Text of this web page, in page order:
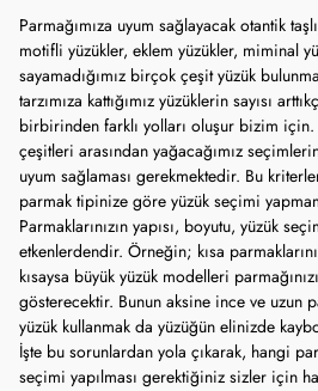
Parmağımıza uyum sağlayacak otantik
motifli yüzükler, eklem yüzükler, miminal
sayamadığımız birçok çeşit yüzük
tarzımıza kattığımız yüzüklerin sayısı
birbirinden farklı yolları oluşur bizim
çeşitleri arasından yağacağımız
uyum sağlaması gerekmektedir. Bu
parmak tipinize göre yüzük seçimi
Parmaklarınızın yapısı, boyutu, yüzük
etkenlerdendir. Örneğin; kısa
kısaysa büyük yüzük modelleri
gösterecektir. Bunun aksine ince ve uzun
yüzük kullanmak da yüzüğün elinizde
İşte bu sorunlardan yola çıkarak, hangi
seçimi yapılması gerektiğiniz sizler için